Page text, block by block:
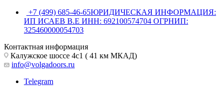
+7 (499) 685-46-65ЮРИДИЧЕСКАЯ ИНФОРМАЦИЯ:
ИП ИСАЕВ В.Е ИНН: 692100574704 ОГРНИП:
325460000054703
Контактная информация
Калужское шоссе 4с1 ( 41 км МКАД)
info@volgadoors.ru
Telegram